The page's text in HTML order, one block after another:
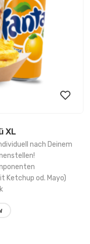
wishlist
XL
nach Deinem
Ketchup od. Mayo)